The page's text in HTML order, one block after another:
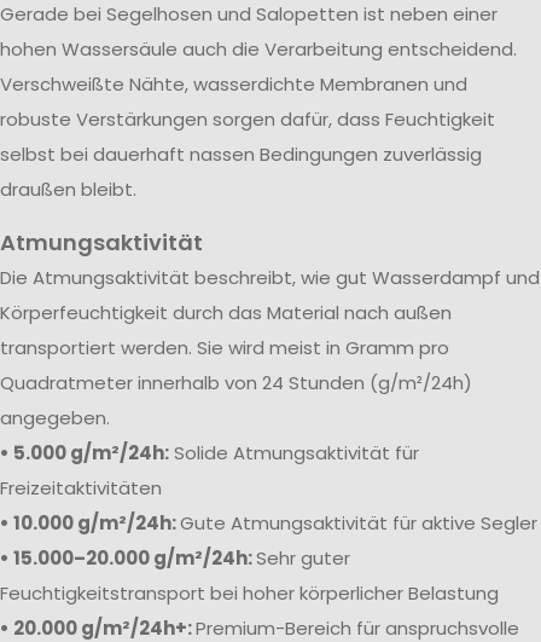
Gerade bei Segelhosen und Salopetten ist neben einer
hohen Wassersäule auch die Verarbeitung entscheidend.
Verschweißte Nähte, wasserdichte Membranen und
robuste Verstärkungen sorgen dafür, dass Feuchtigkeit
selbst bei dauerhaft nassen Bedingungen zuverlässig
draußen bleibt.
Atmungsaktivität
Die Atmungsaktivität beschreibt, wie gut Wasserdampf und
Körperfeuchtigkeit durch das Material nach außen
transportiert werden. Sie wird meist in Gramm pro
Quadratmeter innerhalb von 24 Stunden (g/m²/24h)
angegeben.
• 5.000 g/m²/24h:Solide Atmungsaktivität für
Freizeitaktivitäten
• 10.000 g/m²/24h:Gute Atmungsaktivität für aktive Segler
• 15.000–20.000 g/m²/24h:Sehr guter
Feuchtigkeitstransport bei hoher körperlicher Belastung
• 20.000 g/m²/24h+:Premium-Bereich für anspruchsvolle